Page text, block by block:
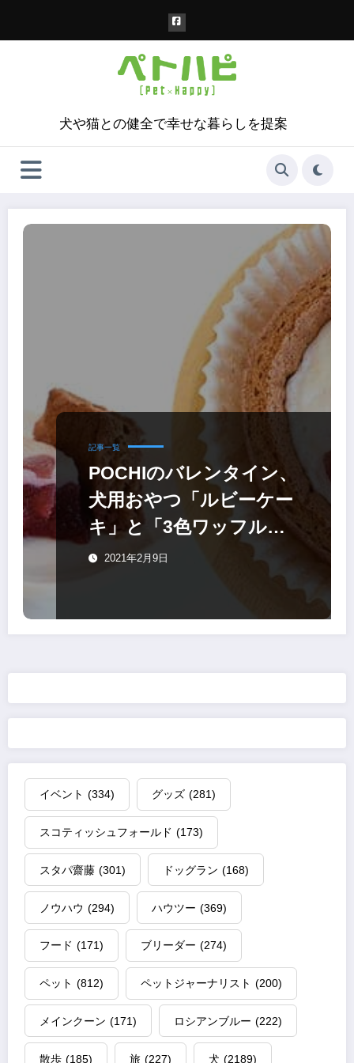
犬や猫との健全で幸せな暮らしを提案
記事一覧
POCHIのバレンタイン、
犬用おやつ「ルビーケー
キ」と「3色ワッフルク
ッキー」を発売
2021年2月9日
イベント (334) グッズ (281)
スコティッシュフォールド (173)
スタパ齋藤 (301) ドッグラン (168)
ノウハウ (294) ハウツー (369)
フード (171) ブリーダー (274)
ペット (812) ペットジャーナリスト (200)
メインクーン (171) ロシアンブルー (222)
散歩 (185) 旅 (227) 犬 (2189)